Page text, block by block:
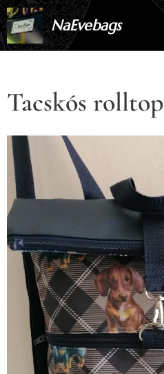
NaEvebags
Tacskós rolltop